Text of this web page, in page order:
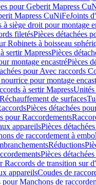
pour Geberit Mapress
Mapress CuNiFeJoints
à siège droit pour montage
filetésPièces détachées
Robinets à boisseau
sertir MapressPièces
montage encastréPièces
pour Avec raccords
pour montage
à sertir MapressUnités
Réchauffement de surfaces
Pièces détachées
pour Raccordements
appareilsPièces
de raccordement à
Réductions
Pièces
Raccords de transition sur
appareilsCoudes de
pour Manchons de